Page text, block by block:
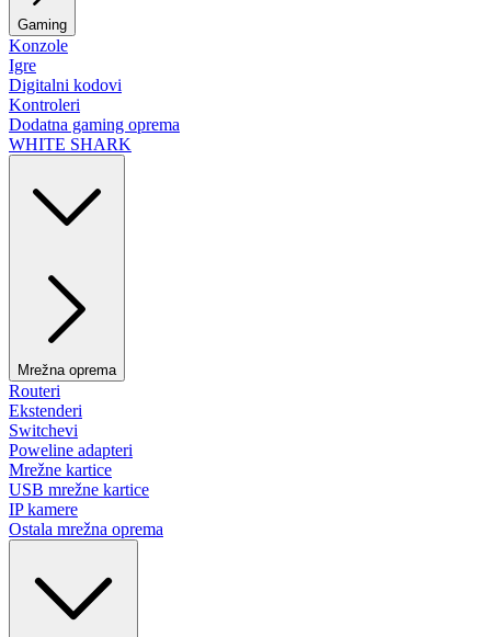
Gaming
Konzole
Igre
Digitalni kodovi
Kontroleri
Dodatna gaming oprema
WHITE SHARK
Mrežna oprema
Routeri
Ekstenderi
Switchevi
Poweline adapteri
Mrežne kartice
USB mrežne kartice
IP kamere
Ostala mrežna oprema